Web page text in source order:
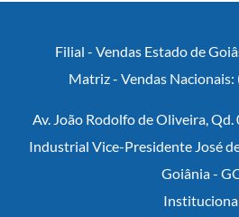
Filial - Vendas Estado de
Matriz - Vendas
Av. João Rodolfo de Oliveira, Qd.
Industrial Vice-Presidente José
Goiânia -